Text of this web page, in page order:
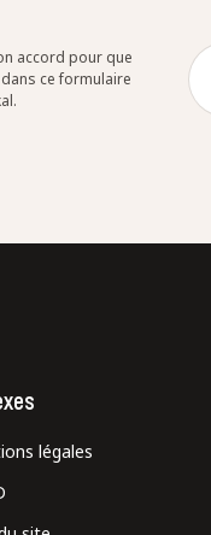
accord pour que
ce formulaire
légales